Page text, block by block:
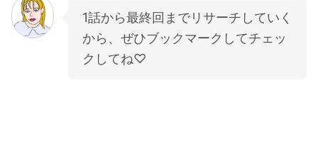
1話から最終回までリサーチしていく
から、ぜひブックマークしてチェッ
クしてね♡